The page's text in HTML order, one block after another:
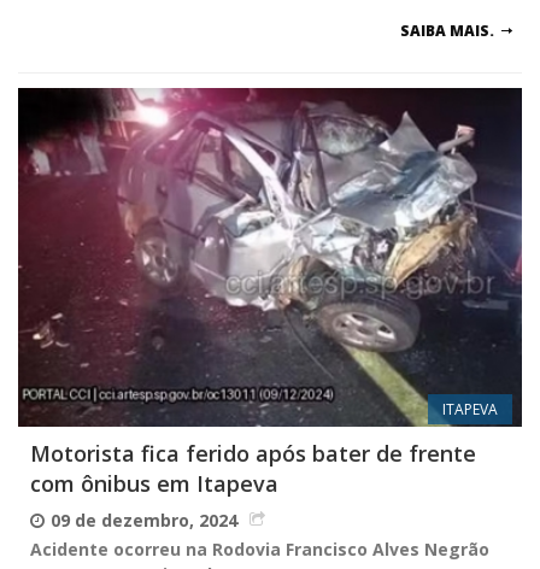
SAIBA MAIS.
ITAPEVA
Motorista fica ferido após bater de frente
com ônibus em Itapeva
09 de dezembro, 2024
Acidente ocorreu na Rodovia Francisco Alves Negrão